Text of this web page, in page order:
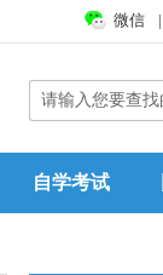
微信 |
自学考试